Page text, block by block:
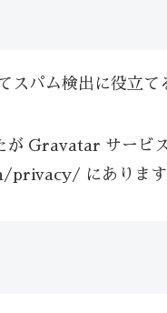
スパム検出に役立
Gravatar サービ
にあります